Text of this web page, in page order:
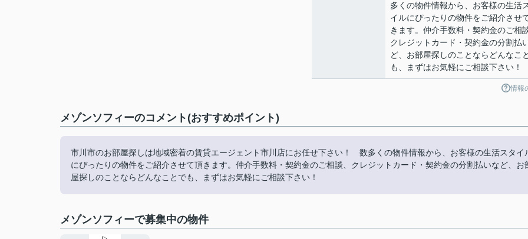
多くの物件情報から、お客様の生活
イルにぴったりの物件をご紹介させ
きます。仲介手数料・契約金のご相談
クレジットカード・契約金の分割払
ど、お部屋探しのことならどんなこ
も、まずはお気軽にご相談下さい！
情報
メゾンソフィーのコメント(おすすめポイント)
市川市のお部屋探しは地域密着の賃貸エージェント市川店にお任せ下さい！ 数多くの物件情報から、お客様の生活スタイ
にぴったりの物件をご紹介させて頂きます。仲介手数料・契約金のご相談、クレジットカード・契約金の分割払いなど、お
屋探しのことならどんなことでも、まずはお気軽にご相談下さい！
メゾンソフィーで募集中の物件